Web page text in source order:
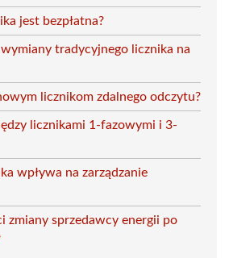
jest bezpłatna?
wymiany tradycyjnego licznika na
licznikom zdalnego odczytu?
licznikami 1-fazowymi i 3-
wpływa na zarządzanie
zmiany sprzedawcy energii po